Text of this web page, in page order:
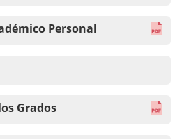
Personal
Grados